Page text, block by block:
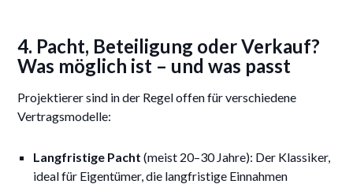
4. Pacht, Beteiligung oder Verkauf?
Was möglich ist – und was passt
Projektierer sind in der Regel offen für verschiedene
Vertragsmodelle:
Langfristige Pacht (meist 20–30 Jahre): Der Klassiker,
ideal für Eigentümer, die langfristige Einnahmen